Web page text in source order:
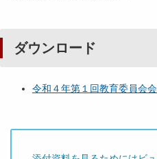
ダウンロード
令和４年第１回教育委員会